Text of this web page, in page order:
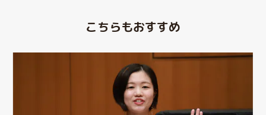
こちらもおすすめ